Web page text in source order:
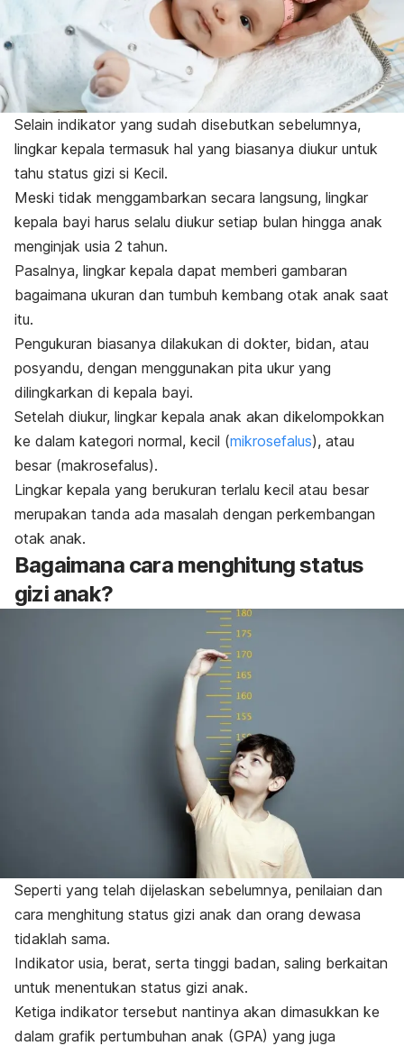
Selain indikator yang sudah disebutkan sebelumnya,
lingkar kepala termasuk hal yang biasanya diukur untuk
tahu status gizi si Kecil.
Meski tidak menggambarkan secara langsung, lingkar
kepala bayi harus selalu diukur setiap bulan hingga anak
menginjak usia 2 tahun.
Pasalnya, lingkar kepala dapat memberi gambaran
bagaimana ukuran dan tumbuh kembang otak anak saat
itu.
Pengukuran biasanya dilakukan di dokter, bidan, atau
posyandu, dengan menggunakan pita ukur yang
dilingkarkan di kepala bayi.
Setelah diukur, lingkar kepala anak akan dikelompokkan
ke dalam kategori normal, kecil (mikrosefalus), atau
besar (makrosefalus).
Lingkar kepala yang berukuran terlalu kecil atau besar
merupakan tanda ada masalah dengan perkembangan
otak anak.
Bagaimana cara menghitung status
gizi anak?
Seperti yang telah dijelaskan sebelumnya, penilaian dan
cara menghitung status gizi anak dan orang dewasa
tidaklah sama.
Indikator usia, berat, serta tinggi badan, saling berkaitan
untuk menentukan status gizi anak.
Ketiga indikator tersebut nantinya akan dimasukkan ke
dalam grafik pertumbuhan anak (GPA) yang juga